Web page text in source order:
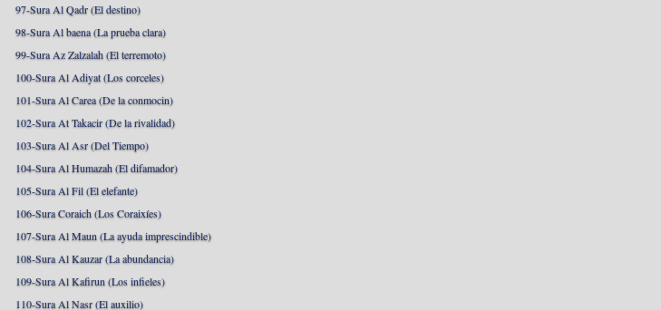
97-Sura Al Qadr (El destino)
98-Sura Al baena (La prueba clara)
99-Sura Az Zalzalah (El terremoto)
100-Sura Al Adiyat (Los corceles)
101-Sura Al Carea (De la conmocin)
102-Sura At Takacir (De la rivalidad)
103-Sura Al Asr (Del Tiempo)
104-Sura Al Humazah (El difamador)
105-Sura Al Fil (El elefante)
106-Sura Coraich (Los Coraixíes)
107-Sura Al Maun (La ayuda imprescindible)
108-Sura Al Kauzar (La abundancia)
109-Sura Al Kafirun (Los infieles)
110-Sura Al Nasr (El auxilio)